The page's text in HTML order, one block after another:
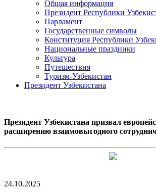
Общая информация
Президент Республики
Парламент
Государственные символы
Конституция Республики
Национальные праздники
Культура
Путешествия
Туризм-Узбекистан
Президент Узбекистана
Президент Узбекистана призвал
расширению взаимовыгодного
24.10.2025